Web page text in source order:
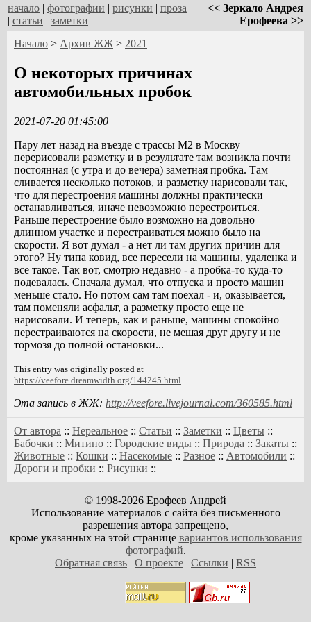
начало | фотографии | рисунки | проза
| статьи | заметки
<< Зеркало Андрея
Ерофеева >>
Начало > Архив ЖЖ > 2021
О некоторых причинах
автомобильных пробок
2021-07-20 01:45:00
Пару лет назад на въезде с трассы М2 в Москву
перерисовали разметку и в результате там возникла почти
постоянная (с утра и до вечера) заметная пробка. Там
сливается несколько потоков, и разметку нарисовали так,
что для перестроения машины должны практически
останавливаться, иначе невозможно перестроиться.
Раньше перестроение было возможно на довольно
длинном участке и перестраиваться можно было на
скорости. Я вот думал - а нет ли там других причин для
этого? Ну типа ковид, все пересели на машины, удаленка и
все такое. Так вот, смотрю недавно - а пробка-то куда-то
подевалась. Сначала думал, что отпуска и просто машин
меньше стало. Но потом сам там поехал - и, оказывается,
там поменяли асфальт, а разметку просто еще не
нарисовали. И теперь, как и раньше, машины спокойно
перестраиваются на скорости, не мешая друг другу и не
тормозя до полной остановки...
This entry was originally posted at
https://veefore.dreamwidth.org/144245.html
Эта запись в ЖЖ: http://veefore.livejournal.com/360585.html
От автора :: Нереальное :: Статьи :: Заметки :: Цветы ::
Бабочки :: Митино :: Городские виды :: Природа :: Закаты ::
Животные :: Кошки :: Насекомые :: Разное :: Автомобили ::
Дороги и пробки :: Рисунки ::
© 1998-2026 Ерофеев Андрей
Использование материалов с сайта без письменного
разрешения автора запрещено,
кроме указанных на этой странице вариантов использования
фотографий.
Обратная связь | О проекте | Ссылки | RSS